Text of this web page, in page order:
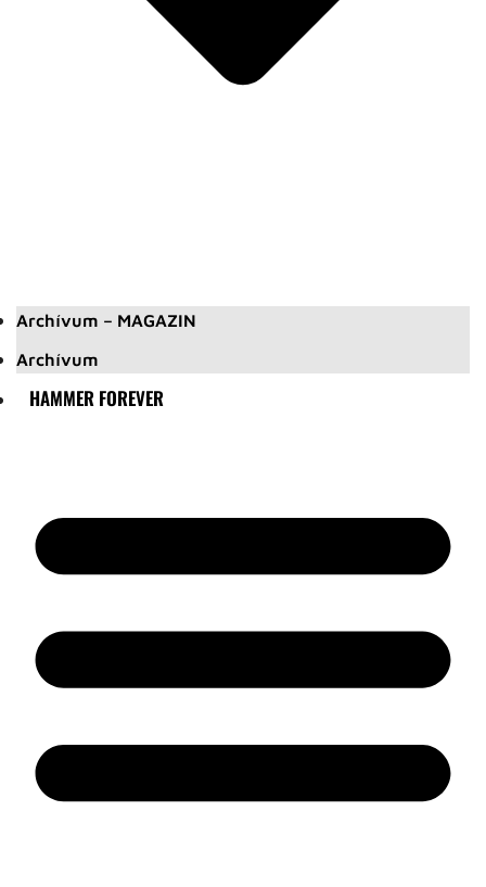
Archívum – MAGAZIN
Archívum
HAMMER FOREVER